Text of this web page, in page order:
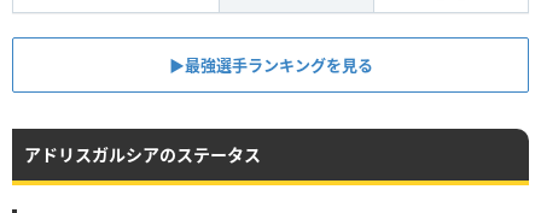
▶︎最強選手ランキングを見る
アドリスガルシアのステータス